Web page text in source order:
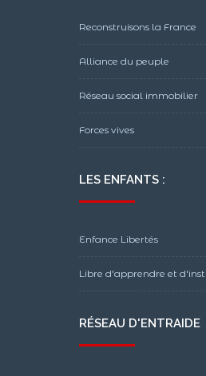
Reconstruisons la France
Alliance du peuple
Réseau social immobilier
Forces vives
LES ENFANTS :
Enfance Libertés
Libre d'apprendre et
RÉSEAU D'ENTRAIDE